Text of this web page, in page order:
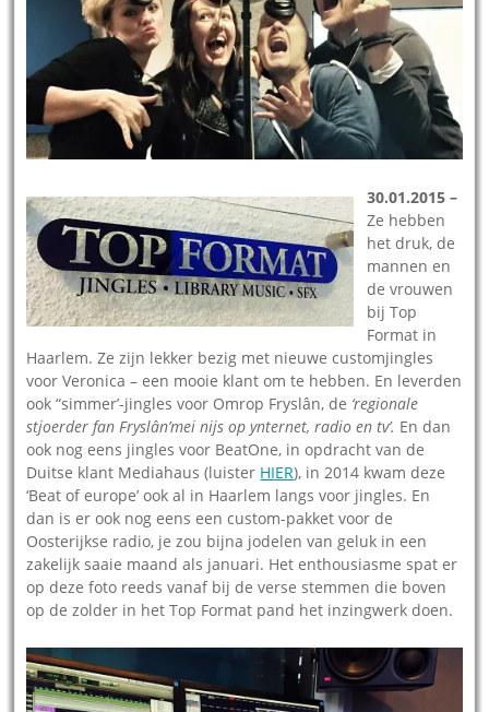
30.01.2015 –
Ze hebben
het druk, de
mannen en
de vrouwen
bij Top
Format in
Haarlem. Ze zijn lekker bezig met nieuwe customjingles
voor Veronica – een mooie klant om te hebben. En leverden
ook “simmer’-jingles voor Omrop Fryslân, de ‘regionale
stjoerder fan Fryslân’mei nijs op ynternet, radio en tv’. En dan
ook nog eens jingles voor BeatOne, in opdracht van de
Duitse klant Mediahaus (luister HIER), in 2014 kwam deze
‘Beat of europe’ ook al in Haarlem langs voor jingles. En
dan is er ook nog eens een custom-pakket voor de
Oosterijkse radio, je zou bijna jodelen van geluk in een
zakelijk saaie maand als januari. Het enthousiasme spat er
op deze foto reeds vanaf bij de verse stemmen die boven
op de zolder in het Top Format pand het inzingwerk doen.